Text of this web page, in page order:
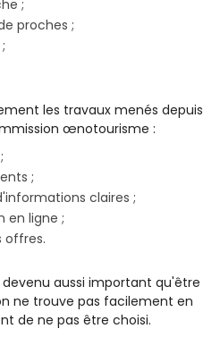
;
proches ;
les travaux menés depuis
œnotourisme :
;
claires ;
en ligne ;
offres.
aussi important qu'être
ne trouve pas facilement en
de ne pas être choisi.